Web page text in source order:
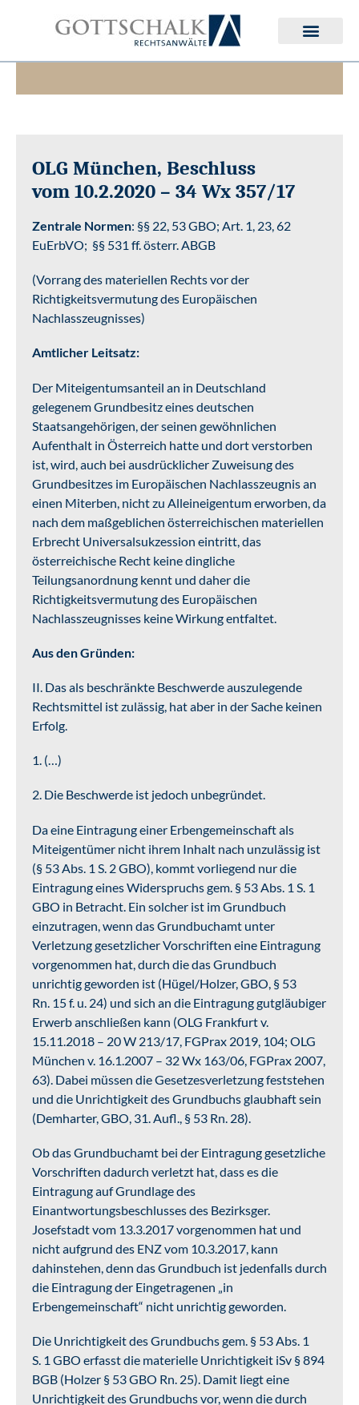
OLG München, Beschluss
vom 10.2.2020 – 34 Wx 357/17
Zentrale Normen: §§ 22, 53 GBO; Art. 1, 23, 62
EuErbVO; §§ 531 ff. österr. ABGB
(Vorrang des materiellen Rechts vor der
Richtigkeitsvermutung des Europäischen
Nachlasszeugnisses)
Amtlicher Leitsatz:
Der Miteigentumsanteil an in Deutschland
gelegenem Grundbesitz eines deutschen
Staatsangehörigen, der seinen gewöhnlichen
Aufenthalt in Österreich hatte und dort verstorben
ist, wird, auch bei ausdrücklicher Zuweisung des
Grundbesitzes im Europäischen Nachlasszeugnis an
einen Miterben, nicht zu Alleineigentum erworben, da
nach dem maßgeblichen österreichischen materiellen
Erbrecht Universalsukzession eintritt, das
österreichische Recht keine dingliche
Teilungsanordnung kennt und daher die
Richtigkeitsvermutung des Europäischen
Nachlasszeugnisses keine Wirkung entfaltet.
Aus den Gründen:
II. Das als beschränkte Beschwerde auszulegende
Rechtsmittel ist zulässig, hat aber in der Sache keinen
Erfolg.
1. (…)
2. Die Beschwerde ist jedoch unbegründet.
Da eine Eintragung einer Erbengemeinschaft als
Miteigentümer nicht ihrem Inhalt nach unzulässig ist
(§ 53 Abs. 1 S. 2 GBO), kommt vorliegend nur die
Eintragung eines Widerspruchs gem. § 53 Abs. 1 S. 1
GBO in Betracht. Ein solcher ist im Grundbuch
einzutragen, wenn das Grundbuchamt unter
Verletzung gesetzlicher Vorschriften eine Eintragung
vorgenommen hat, durch die das Grundbuch
unrichtig geworden ist (Hügel/Holzer, GBO, § 53
Rn. 15 f. u. 24) und sich an die Eintragung gutgläubiger
Erwerb anschließen kann (OLG Frankfurt v.
15.11.2018 – 20 W 213/17, FGPrax 2019, 104; OLG
München v. 16.1.2007 – 32 Wx 163/06, FGPrax 2007,
63). Dabei müssen die Gesetzesverletzung feststehen
und die Unrichtigkeit des Grundbuchs glaubhaft sein
(Demharter, GBO, 31. Aufl., § 53 Rn. 28).
Ob das Grundbuchamt bei der Eintragung gesetzliche
Vorschriften dadurch verletzt hat, dass es die
Eintragung auf Grundlage des
Einantwortungsbeschlusses des Bezirksger.
Josefstadt vom 13.3.2017 vorgenommen hat und
nicht aufgrund des ENZ vom 10.3.2017, kann
dahinstehen, denn das Grundbuch ist jedenfalls durch
die Eintragung der Eingetragenen „in
Erbengemeinschaft“ nicht unrichtig geworden.
Die Unrichtigkeit des Grundbuchs gem. § 53 Abs. 1
S. 1 GBO erfasst die materielle Unrichtigkeit iSv § 894
BGB (Holzer § 53 GBO Rn. 25). Damit liegt eine
Unrichtigkeit des Grundbuchs vor, wenn die durch